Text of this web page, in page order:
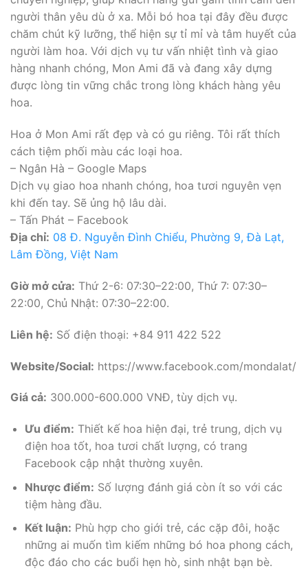
người thân yêu dù ở xa. Mỗi bó hoa tại đây đều được
chăm chút kỹ lưỡng, thể hiện sự tỉ mỉ và tâm huyết của
người làm hoa. Với dịch vụ tư vấn nhiệt tình và giao
hàng nhanh chóng, Mon Ami đã và đang xây dựng
được lòng tin vững chắc trong lòng khách hàng yêu
hoa.
Hoa ở Mon Ami rất đẹp và có gu riêng. Tôi rất thích
cách tiệm phối màu các loại hoa.
– Ngân Hà – Google Maps
Dịch vụ giao hoa nhanh chóng, hoa tươi nguyên vẹn
khi đến tay. Sẽ ủng hộ lâu dài.
– Tấn Phát – Facebook
Địa chỉ: 08 Đ. Nguyễn Đình Chiểu, Phường 9, Đà Lạt,
Lâm Đồng, Việt Nam
Giờ mở cửa: Thứ 2-6: 07:30–22:00, Thứ 7: 07:30–
22:00, Chủ Nhật: 07:30–22:00.
Liên hệ: Số điện thoại: +84 911 422 522
Website/Social: https://www.facebook.com/mondalat/
Giá cả: 300.000-600.000 VNĐ, tùy dịch vụ.
Ưu điểm: Thiết kế hoa hiện đại, trẻ trung, dịch vụ
điện hoa tốt, hoa tươi chất lượng, có trang
Facebook cập nhật thường xuyên.
Nhược điểm: Số lượng đánh giá còn ít so với các
tiệm hàng đầu.
Kết luận: Phù hợp cho giới trẻ, các cặp đôi, hoặc
những ai muốn tìm kiếm những bó hoa phong cách,
độc đáo cho các buổi hẹn hò, sinh nhật bạn bè.